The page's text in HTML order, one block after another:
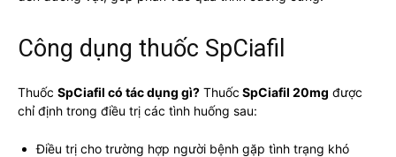
Công dụng thuốc SpCiafil
Thuốc SpCiafil có tác dụng gì? Thuốc SpCiafil 20mg được
chỉ định trong điều trị các tình huống sau:
Điều trị cho trường hợp người bệnh gặp tình trạng khó